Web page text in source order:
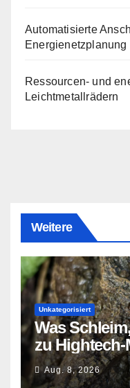
Automatisierte
Energienetzplanung
Ressourcen- und
Leichtmetallrädern
Weitere
Unkategorisiert
Was
zu Hightech-
Aug. 8, 2026